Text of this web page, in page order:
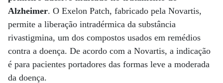
Alzheimer. O Exelon Patch, fabricado pela Novartis,
permite a liberação intradérmica da substância
rivastigmina, um dos compostos usados em remédios
contra a doença. De acordo com a Novartis, a indicação
é para pacientes portadores das formas leve a moderada
da doença.